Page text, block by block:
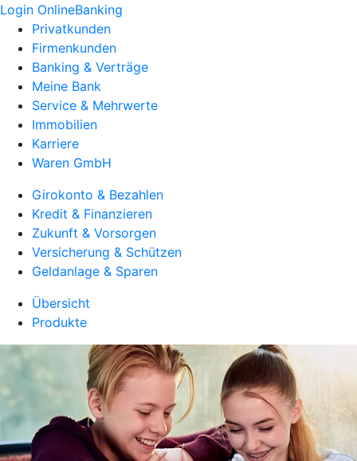
Login OnlineBanking
Privatkunden
Firmenkunden
Banking & Verträge
Meine Bank
Service & Mehrwerte
Immobilien
Karriere
Waren GmbH
Girokonto & Bezahlen
Kredit & Finanzieren
Zukunft & Vorsorgen
Versicherung & Schützen
Geldanlage & Sparen
Übersicht
Produkte